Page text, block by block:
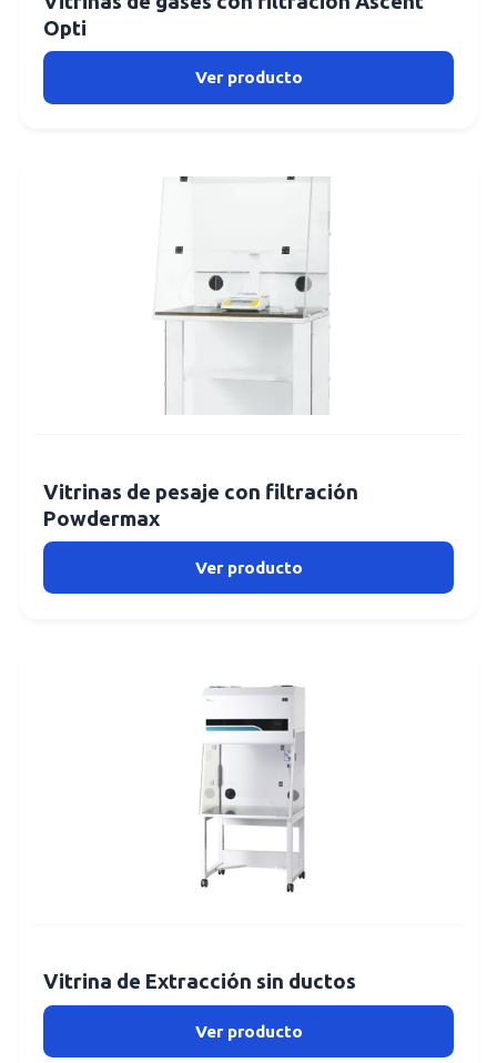
Opti
Ver producto
Vitrinas de pesaje con filtración
Powdermax
Ver producto
Vitrina de Extracción sin ductos
Ver producto